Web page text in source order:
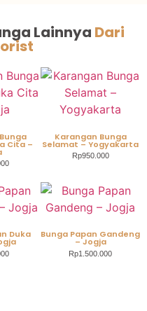
Lainnya Dari
Cita –
Karangan Bunga
Selamat – Yogyakarta
Rp950.000
Duka Bunga Papan Gandeng
– Jogja
Rp1.500.000